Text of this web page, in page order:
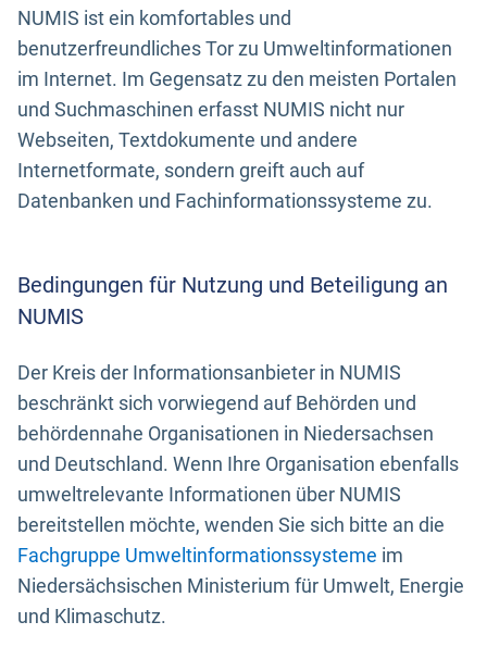
NUMIS ist ein komfortables und
benutzerfreundliches Tor zu Umweltinformationen
im Internet. Im Gegensatz zu den meisten Portalen
und Suchmaschinen erfasst NUMIS nicht nur
Webseiten, Textdokumente und andere
Internetformate, sondern greift auch auf
Datenbanken und Fachinformationssysteme zu.
Bedingungen für Nutzung und Beteiligung an
NUMIS
Der Kreis der Informationsanbieter in NUMIS
beschränkt sich vorwiegend auf Behörden und
behördennahe Organisationen in Niedersachsen
und Deutschland. Wenn Ihre Organisation ebenfalls
umweltrelevante Informationen über NUMIS
bereitstellen möchte, wenden Sie sich bitte an die
Fachgruppe Umweltinformationssysteme im
Niedersächsischen Ministerium für Umwelt, Energie
und Klimaschutz.